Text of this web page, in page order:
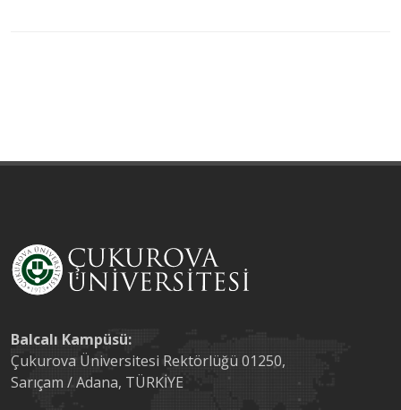
Balcalı Kampüsü:
Çukurova Üniversitesi Rektörlüğü 01250,
Sarıçam / Adana, TÜRKİYE